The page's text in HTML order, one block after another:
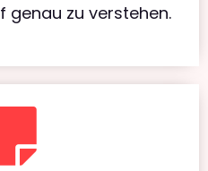
genau zu verstehen.